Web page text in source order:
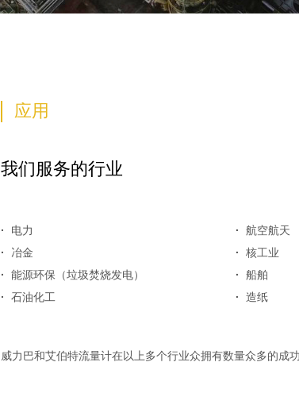
应用
· 航空航天
· 核工业
· 船舶
· 造纸
我们服务的行业
威力巴和艾伯特流量计在以上多个行业众拥有数量众多的成
· 电力
· 冶金
· 能源环保（垃圾焚烧发电）
· 石油化工